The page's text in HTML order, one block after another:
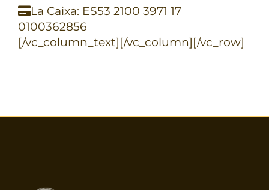
GRATIS
La Caixa: ES53 2100 3971 17
0100362856
[/vc_column_text][/vc_column][/vc_row]